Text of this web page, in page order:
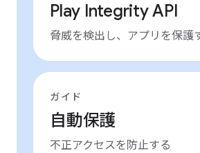
Play Integrity API
脅威を検出し、アプリを保護
ガイド
自動保護
不正アクセスを防止する